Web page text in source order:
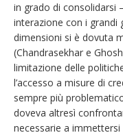
in grado di consolidarsi
interazione con i grandi
dimensioni si è dovuta
(Chandrasekhar e
limitazione delle
l’accesso a misure di
sempre più
doveva altresì
necessarie a